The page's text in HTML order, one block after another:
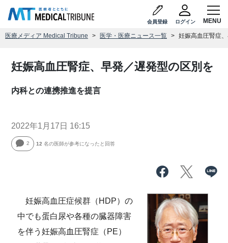
会員登録 ログイン
医療メディア Medical Tribune 医学・医療ニュース一覧 妊娠高血圧腎症
妊娠高血圧腎症、早発／遅発型の区別を
内科との連携推進を提言
2022年1月17日 16:15
2 12 名の医師が参考になったと回答
妊娠高血圧症候群（HDP）の
中でも蛋白尿や各種の臓器障害
を伴う妊娠高血圧腎症（PE）